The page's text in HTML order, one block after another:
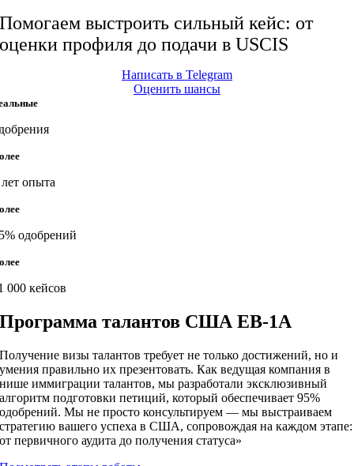
Помогаем выстроить сильный кейс: от
оценки профиля до подачи в USCIS
Написать в Telegram
Оценить шансы
опыта
одобрений
000 кейсов
Программа талантов США EB-1A
Получение визы талантов требует не только достижений, но и
умения правильно их презентовать. Как ведущая компания в
нише иммиграции талантов, мы разработали эксклюзивный
алгоритм подготовки петиций, который обеспечивает 95%
одобрений. Мы не просто консультируем — мы выстраиваем
стратегию вашего успеха в США, сопровождая на каждом этапе:
от первичного аудита до получения статуса»